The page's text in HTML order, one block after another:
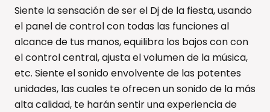
Siente la sensación de ser el Dj de la fiesta, usando
el panel de control con todas las funciones al
alcance de tus manos, equilibra los bajos con con
el control central, ajusta el volumen de la música,
etc. Siente el sonido envolvente de las potentes
unidades, las cuales te ofrecen un sonido de la más
alta calidad, te harán sentir una experiencia de